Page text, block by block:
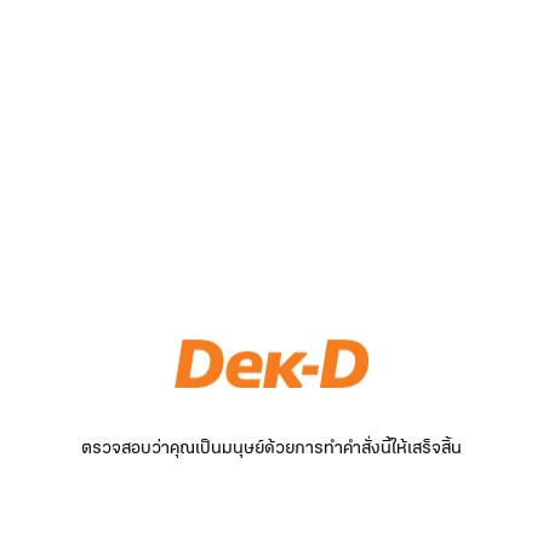
ตรวจสอบว่าคุณเป็นมนุษย์ด้วยการทำคำสั่งนี้ให้เสร็จสิ้น